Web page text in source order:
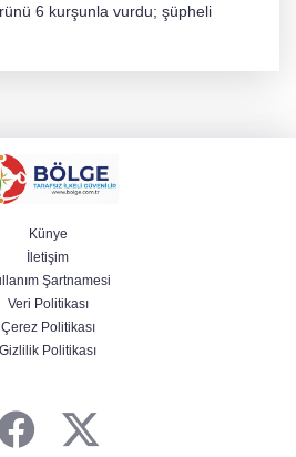
6 kurşunla vurdu; şüpheli
Künye
İletişim
Şartnamesi
Veri Politikası
Çerez Politikası
Gizlilik Politikası